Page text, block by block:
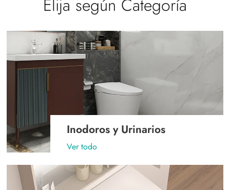
Elija según Categoría
Inodoros y Urinarios
Ver todo